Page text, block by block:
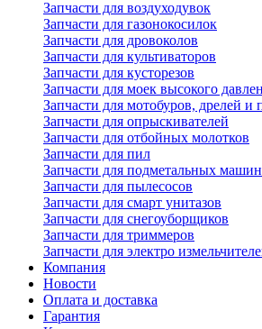
Запчасти для воздуходувок
Запчасти для газонокосилок
Запчасти для дровоколов
Запчасти для культиваторов
Запчасти для кусторезов
Запчасти для моек высокого
Запчасти для мотобуров, дрелей и
Запчасти для опрыскивателей
Запчасти для отбойных молотков
Запчасти для пил
Запчасти для подметальных машин
Запчасти для пылесосов
Запчасти для смарт унитазов
Запчасти для снегоуборщиков
Запчасти для триммеров
Запчасти для электро
Компания
Новости
Оплата и доставка
Гарантия